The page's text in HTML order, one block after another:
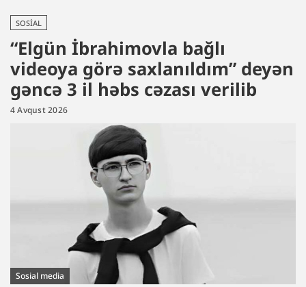
SOSIAL
“Elgün İbrahimovla bağlı
videoya görə saxlanıldım” deyən
gəncə 3 il həbs cəzası verilib
4 Avqust 2026
Sosial media